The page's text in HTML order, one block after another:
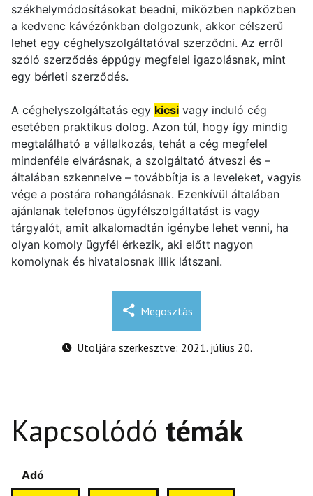
székhelymódosításokat beadni, miközben napközben
a kedvenc kávézónkban dolgozunk, akkor célszerű
lehet egy céghelyszolgáltatóval szerződni. Az erről
szóló szerződés éppúgy megfelel igazolásnak, mint
egy bérleti szerződés.
A céghelyszolgáltatás egy kicsi vagy induló cég
esetében praktikus dolog. Azon túl, hogy így mindig
megtalálható a vállalkozás, tehát a cég megfelel
mindenféle elvárásnak, a szolgáltató átveszi és –
általában szkennelve – továbbítja is a leveleket, vagyis
vége a postára rohangálásnak. Ezenkívül általában
ajánlanak telefonos ügyfélszolgáltatást is vagy
tárgyalót, amit alkalomadtán igénybe lehet venni, ha
olyan komoly ügyfél érkezik, aki előtt nagyon
komolynak és hivatalosnak illik látszani.
Megosztás
Utoljára szerkesztve: 2021. július 20.
Kapcsolódó témák
Adó